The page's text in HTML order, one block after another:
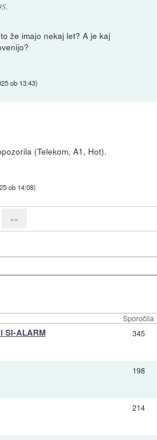
že imajo nekaj let? A je kaj
ob 13:43)
(Telekom, A1, Hot).
ob 14:08)
»»
Sporočila
SI-ALARM 345
198
214